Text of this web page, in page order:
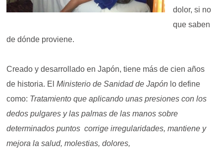
dolor, si no
que saben
de dónde proviene.
Creado y desarrollado en Japón, tiene más de cien años
de historia. ElMinisterio de Sanidad de Japón lo define
como: Tratamiento que aplicando unas presiones con los
dedos pulgares y las palmas de las manos sobre
determinados puntos corrige irregularidades, mantiene y
mejora la salud, molestias, dolores,